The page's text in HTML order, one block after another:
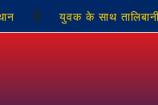
युवक के साथ